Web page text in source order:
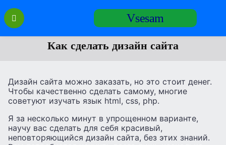
Перейти
содержанию
Vsesam
Как сделать дизайн сайта
Дизайн сайта можно заказать, но это стоит денег.
Чтобы качественно сделать самому, многие
советуют изучать язык html, css, php.
Я за несколько минут в упрощенном варианте,
научу вас сделать для себя красивый,
неповторяющийся дизайн сайта, без этих знаний.